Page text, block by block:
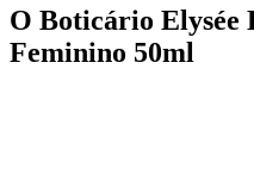
O Boticário Elysée
Feminino 50ml